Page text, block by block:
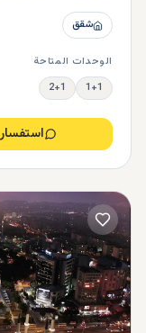
شقق
الوحدات المتاحة
1+1
2+1
استفسار